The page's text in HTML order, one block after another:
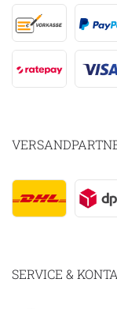
SERVICE &